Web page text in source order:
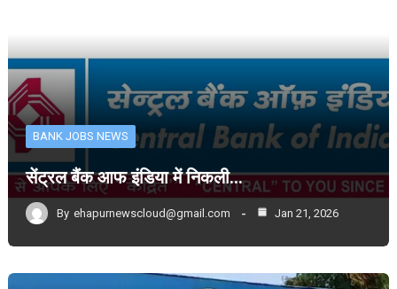
BANK JOBS NEWS
सेंट्रल बैंक आफ इंडिया में निकली…
By ehapurnewscloud@gmail.com Jan 21, 2026